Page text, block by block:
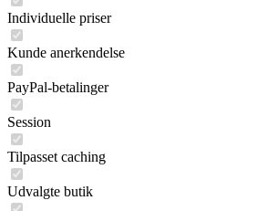
Individuelle priser
Kunde anerkendelse
PayPal-betalinger
Session
Tilpasset caching
Udvalgte butik